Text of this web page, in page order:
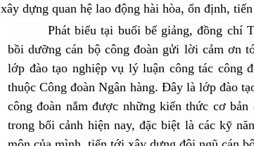
xây dựng quan hệ lao động hài hòa, ổn định,
Phát biểu tại buổi bế giảng, đồng chí
bồi dưỡng cán bộ công đoàn gửi lời cảm ơn
lớp đào tạo nghiệp vụ lý luận công tác công
thuộc Công đoàn Ngân hàng. Đây là lớp đào
công đoàn nắm được những kiến thức cơ
trong bối cảnh hiện nay, đặc biệt là các kỹ